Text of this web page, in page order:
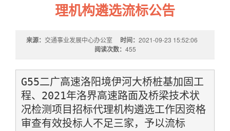
理机构遴选流标公告
来源： 交通事业发展中心办公室 时间： 2021-09-23 15:52:06
阅读次数： 455
G55二广高速洛阳境伊河大桥桩基加固工
程、2021年洛界高速路面及桥梁技术状
况检测项目招标代理机构遴选工作因资格
审查有效投标人不足三家，予以流标